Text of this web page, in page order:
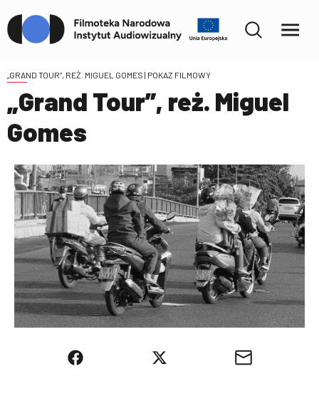
„GRAND TOUR”, REŻ. MIGUEL GOMES | POKAZ FILMOWY
„Grand Tour”, reż. Miguel
Gomes